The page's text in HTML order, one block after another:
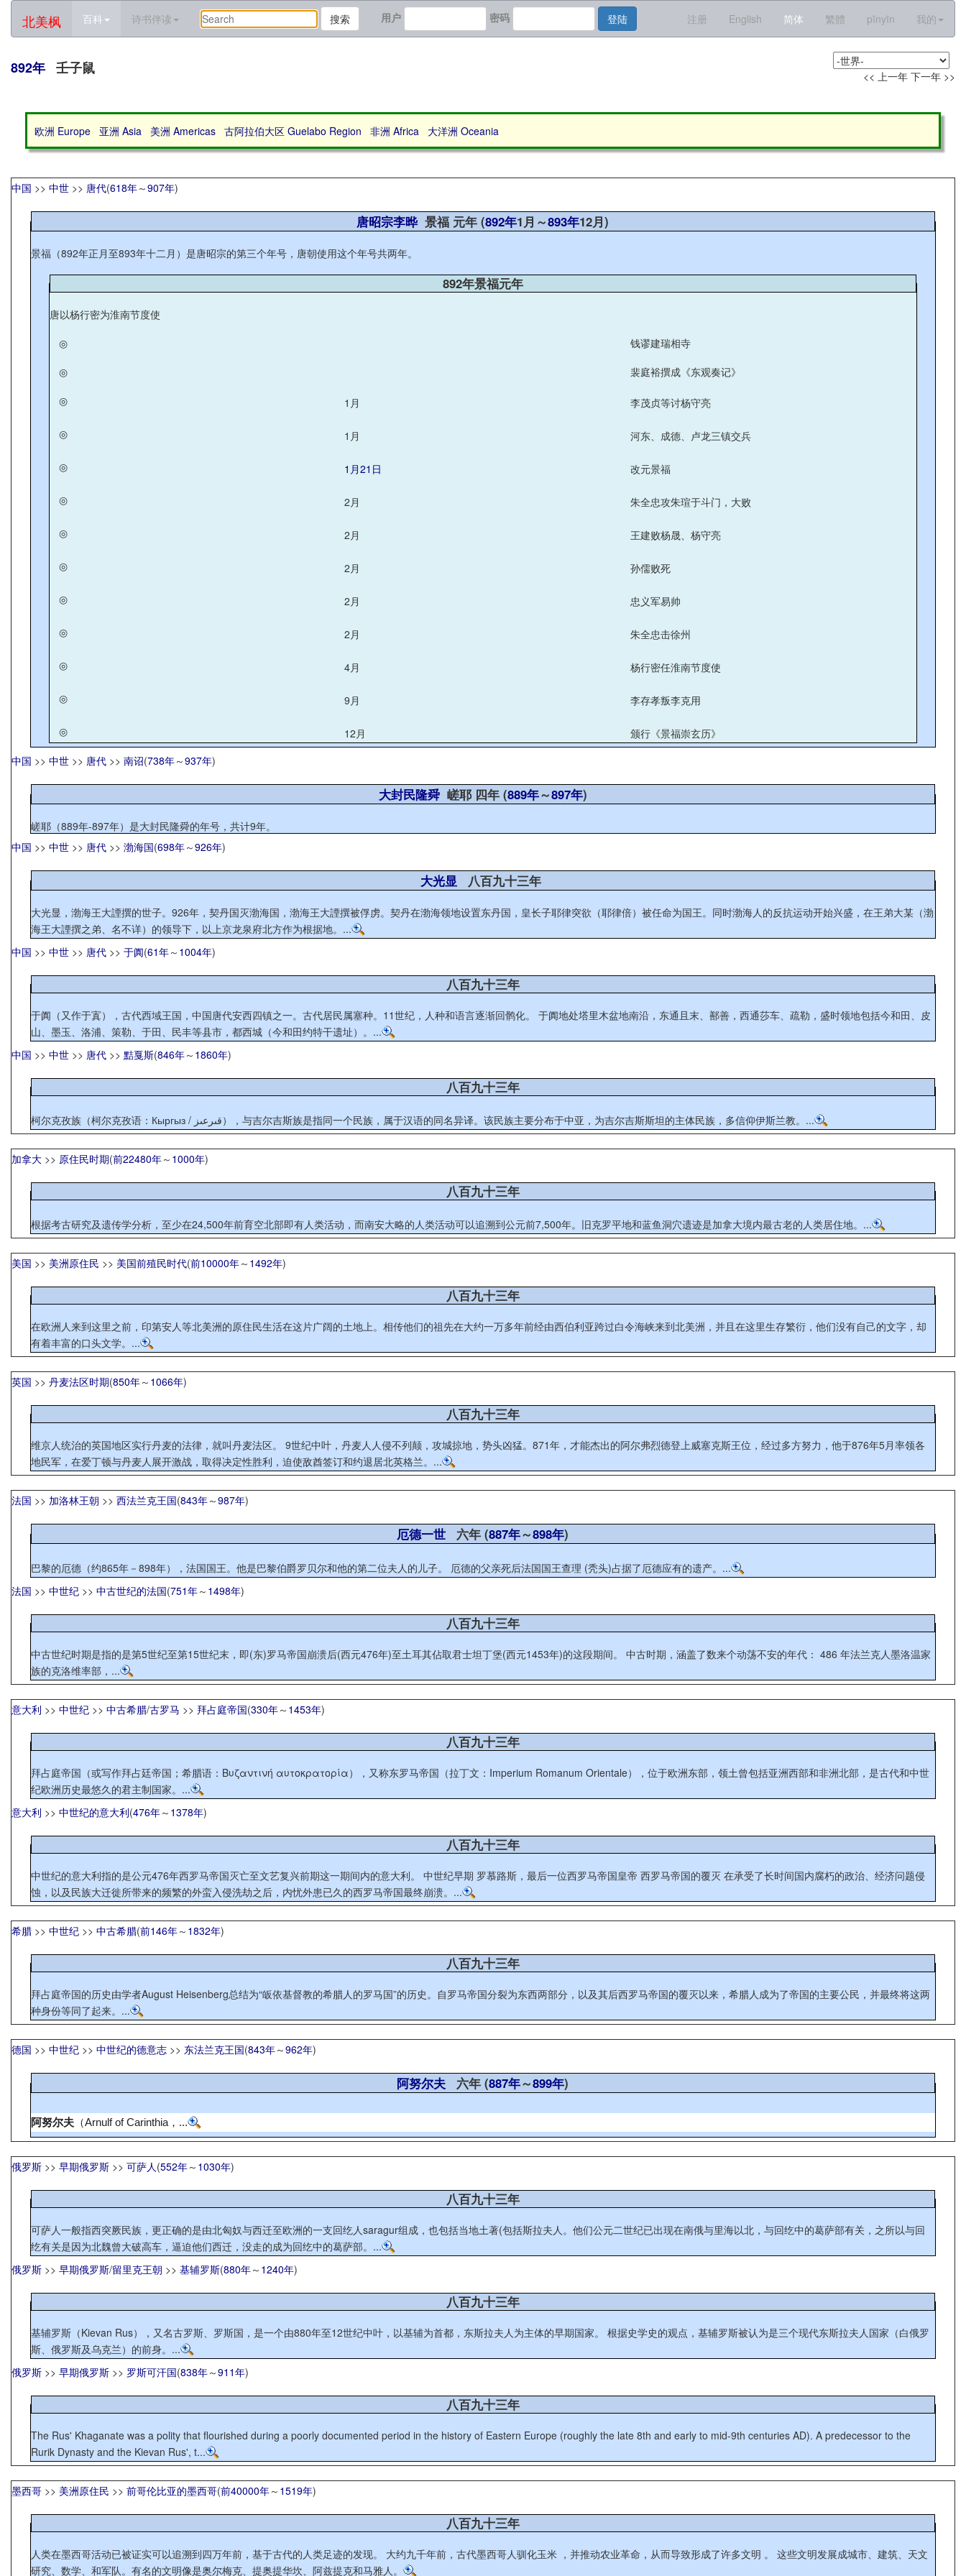
北美枫 百科 诗书伴读 搜索 用户 密码 登陆 注册 English 简体 繁體 pīnyīn 我的
892年 壬子鼠 << 上一年 下一年 >>
欧洲 Europe 亚洲 Asia 美洲 Americas 古阿拉伯大区 Guelabo Region 非洲 Africa 大洋洲 Oceania
中国 >> 中世 >> 唐代(618年～907年)
唐昭宗李晔景福 元年 (892年1月～893年12月)
景福（892年正月至893年十二月）是唐昭宗的第三个年号，唐朝使用这个年号共两年。
892年景福元年
唐以杨行密为淮南节度使
◎
钱谬建瑞相寺
◎
裴庭裕撰成《东观奏记》
◎
1月 李茂贞等讨杨守亮
◎ 1月 河东、成德、卢龙三镇交兵
◎ 1月21日 改元景福
◎ 2月 朱全忠攻朱瑄于斗门，大败
◎ 2月 王建败杨晟、杨守亮
◎ 2月 孙儒败死
◎ 2月 忠义军易帅
◎ 2月 朱全忠击徐州
◎ 4月 杨行密任淮南节度使
◎ 9月 李存孝叛李克用
◎ 12月
颁行《景福崇玄历》
中国 >> 中世 >> 唐代 >> 南诏(738年～937年)
大封民隆舜嵯耶 四年 (889年～897年)
嵯耶（889年-897年）是大封民隆舜的年号，共计9年。
中国 >> 中世 >> 唐代 >> 渤海国(698年～926年)
大光显 八百九十三年
大光显，渤海王大諲撰的世子。926年，契丹国灭渤海国，渤海王大諲撰被俘虏。契丹在渤海领地设置东丹国，皇长子耶律突欲（耶律倍）被任命为国王。同时渤海人的反抗运动开始兴盛，在王弟大某（渤
海王大諲撰之弟、名不详）的领导下，以上京龙泉府北方作为根据地。...
中国 >> 中世 >> 唐代 >> 于阗(61年～ 1004年)
八百九十三年
于阗（又作于寘），古代西域王国，中国唐代安西四镇之一。古代居民属塞种。11世纪，人种和语言逐渐回鹘化。 于阗地处塔里木盆地南沿，东通且末、鄯善，西通莎车、疏勒，盛时领地包括今和田、皮
山、墨玉、洛浦、策勒、于田、民丰等县市，都西城（今和田约特干遗址）。...
中国 >> 中世 >> 唐代 >> 黠戛斯(846年～ 1860年)
八百九十三年
柯尔克孜族（柯尔克孜语：Кыргыз / قىرعىز），与吉尔吉斯族是指同一个民族，属于汉语的同名异译。该民族主要分布于中亚，为吉尔吉斯斯坦的主体民族，多信仰伊斯兰教。...
加拿大 >> 原住民时期(前22480年～ 1000年)
八百九十三年
根据考古研究及遗传学分析，至少在24,500年前育空北部即有人类活动，而南安大略的人类活动可以追溯到公元前7,500年。旧克罗平地和蓝鱼洞穴遗迹是加拿大境内最古老的人类居住地。...
美国 >> 美洲原住民 >> 美国前殖民时代(前10000年～ 1492年)
八百九十三年
在欧洲人来到这里之前，印第安人等北美洲的原住民生活在这片广阔的土地上。相传他们的祖先在大约一万多年前经由西伯利亚跨过白令海峡来到北美洲，并且在这里生存繁衍，他们没有自己的文字，却
有着丰富的口头文学。...
英国 >> 丹麦法区时期(850年～ 1066年)
八百九十三年
维京人统治的英国地区实行丹麦的法律，就叫丹麦法区。 9世纪中叶，丹麦人人侵不列颠，攻城掠地，势头凶猛。871年，才能杰出的阿尔弗烈德登上威塞克斯王位，经过多方努力，他于876年5月率领各
地民军，在爱丁顿与丹麦人展开激战，取得决定性胜利，迫使敌酋签订和约退居北英格兰。...
法国 >> 加洛林王朝 >> 西法兰克王国(843年～987年)
厄德一世 六年 (887年～898年)
巴黎的厄德（约865年－898年），法国国王。他是巴黎伯爵罗贝尔和他的第二位夫人的儿子。 厄德的父亲死后法国国王查理 (秃头)占据了厄德应有的遗产。...
法国 >> 中世纪 >> 中古世纪的法国(751年～ 1498年)
八百九十三年
中古世纪时期是指的是第5世纪至第15世纪末，即(东)罗马帝国崩溃后(西元476年)至土耳其佔取君士坦丁堡(西元1453年)的这段期间。 中古时期，涵盖了数来个动荡不安的年代： 486 年法兰克人墨洛温家
族的克洛维率部，...
意大利 >> 中世纪 >> 中古希腊/古罗马 >> 拜占庭帝国(330年～ 1453年)
八百九十三年
拜占庭帝国（或写作拜占廷帝国；希腊语：Βυζαντινή αυτοκρατορία），又称东罗马帝国（拉丁文：Imperium Romanum Orientale），位于欧洲东部，领土曾包括亚洲西部和非洲北部，是古代和中世
纪欧洲历史最悠久的君主制国家。...
意大利 >> 中世纪的意大利(476年～ 1378年)
八百九十三年
中世纪的意大利指的是公元476年西罗马帝国灭亡至文艺复兴前期这一期间内的意大利。 中世纪早期 罗慕路斯，最后一位西罗马帝国皇帝 西罗马帝国的覆灭 在承受了长时间国内腐朽的政治、经济问题侵
蚀，以及民族大迁徙所带来的频繁的外蛮入侵洗劫之后，内忧外患已久的西罗马帝国最终崩溃。...
希腊 >> 中世纪 >> 中古希腊(前146年～ 1832年)
八百九十三年
拜占庭帝国的历史由学者August Heisenberg总结为“皈依基督教的希腊人的罗马国”的历史。自罗马帝国分裂为东西两部分，以及其后西罗马帝国的覆灭以来，希腊人成为了帝国的主要公民，并最终将这两
种身份等同了起来。...
德国 >> 中世纪 >> 中世纪的德意志 >> 东法兰克王国(843年～962年)
阿努尔夫 六年 (887年～899年)
阿努尔夫 （Arnulf of Carinthia，...
俄罗斯 >> 早期俄罗斯 >> 可萨人(552年～ 1030年)
八百九十三年
可萨人一般指西突厥民族，更正确的是由北匈奴与西迁至欧洲的一支回纥人saragur组成，也包括当地土著(包括斯拉夫人。他们公元二世纪已出现在南俄与里海以北，与回纥中的葛萨部有关，之所以与回
纥有关是因为北魏曾大破高车，逼迫他们西迁，没走的成为回纥中的葛萨部。...
俄罗斯 >> 早期俄罗斯/留里克王朝 >> 基辅罗斯(880年～ 1240年)
八百九十三年
基辅罗斯（Kievan Rus），又名古罗斯、罗斯国，是一个由880年至12世纪中叶，以基辅为首都，东斯拉夫人为主体的早期国家。 根据史学史的观点，基辅罗斯被认为是三个现代东斯拉夫人国家（白俄罗
斯、俄罗斯及乌克兰）的前身。...
俄罗斯 >> 早期俄罗斯 >> 罗斯可汗国(838年～911年)
八百九十三年
The Rus' Khaganate was a polity that flourished during a poorly documented period in the history of Eastern Europe (roughly the late 8th and early to mid-9th centuries AD). A predecessor to the
Rurik Dynasty and the Kievan Rus', t...
墨西哥 >> 美洲原住民 >> 前哥伦比亚的墨西哥(前40000年～ 1519年)
八百九十三年
人类在墨西哥活动已被证实可以追溯到四万年前，基于古代的人类足迹的发现。 大约九千年前，古代墨西哥人驯化玉米 ，并推动农业革命，从而导致形成了许多文明 。 这些文明发展成城市、建筑、天文
研究、数学、和军队。有名的文明像是奥尔梅克、提奥提华坎、阿兹提克和马雅人。